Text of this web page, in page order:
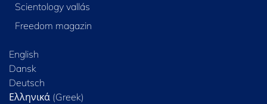
Scientology vallás
Freedom magazin
English
Dansk
Deutsch
Ελληνικά (Greek)